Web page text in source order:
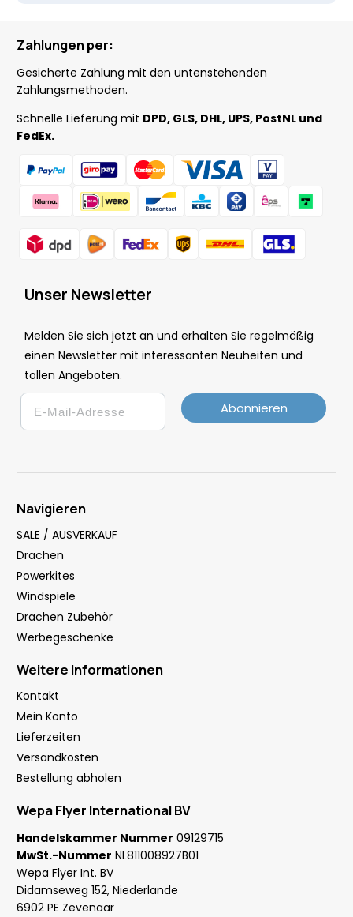
Zahlungen per:
Gesicherte Zahlung mit den untenstehenden
Zahlungsmethoden.
Schnelle Lieferung mit DPD, GLS, DHL, UPS, PostNL und
FedEx.
Unser Newsletter
Melden Sie sich jetzt an und erhalten Sie regelmäßig
einen Newsletter mit interessanten Neuheiten und
tollen Angeboten.
Email
Abonnieren
Navigieren
SALE / AUSVERKAUF
Drachen
Powerkites
Windspiele
Drachen Zubehör
Werbegeschenke
Weitere Informationen
Kontakt
Mein Konto
Lieferzeiten
Versandkosten
Bestellung abholen
Wepa Flyer International BV
Handelskammer Nummer 09129715
MwSt.-Nummer NL811008927B01
Wepa Flyer Int. BV
Didamseweg 152, Niederlande
6902 PE Zevenaar